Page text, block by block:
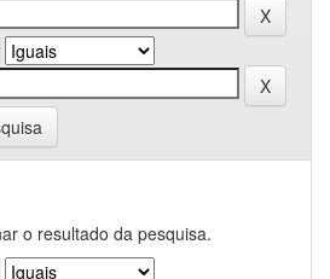
o resultado da pesquisa.